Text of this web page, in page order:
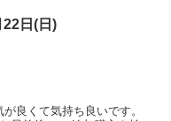
日(日)
良くて気持ち良いです。